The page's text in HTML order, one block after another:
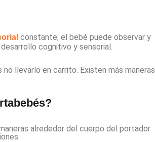
constante; el bebé puede observar y
cognitivo y sensorial.
llevarlo en carrito. Existen más maneras
alrededor del cuerpo del portador